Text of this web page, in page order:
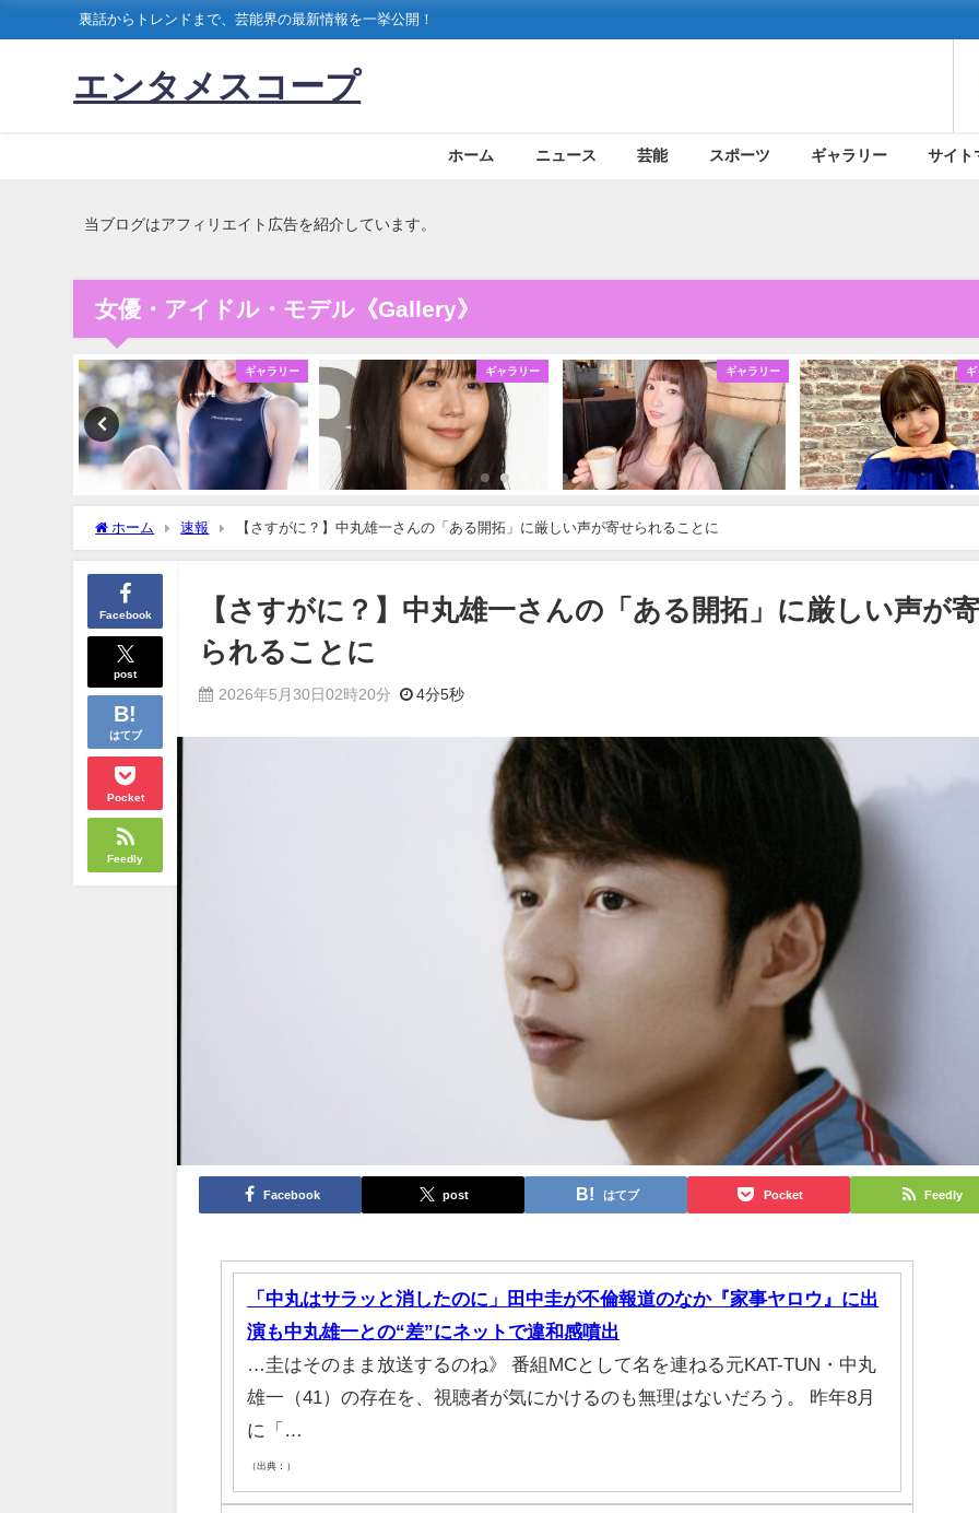
裏話からトレンドまで、芸能界の最新情報を一挙公開！
エンタメスコープ
ホーム ニュース 芸能 スポーツ ギャラリー サイト
当ブログはアフィリエイト広告を紹介しています。
女優・アイドル・モデル《Gallery》
ギャラリー ギャラリー ギャラリー ギ
ホーム 速報 【さすがに？】中丸雄一さんの「ある開拓」に厳しい声が寄せられることに
Facebook
post
はてブ
Pocket
Feedly
【さすがに？】中丸雄一さんの「ある開拓」に厳しい声が
られることに
2026年5月30日02時20分 4分5秒
Facebook post はてブ Pocket Feedly
「中丸はサラッと消したのに」田中圭が不倫報道のなか『家事ヤロウ』に出
演も中丸雄一との“差”にネットで違和感噴出
…圭はそのまま放送するのね》 番組MCとして名を連ねる元KAT-TUN・中丸
雄一（41）の存在を、視聴者が気にかけるのも無理はないだろう。 昨年8月
に「…
（出典：）